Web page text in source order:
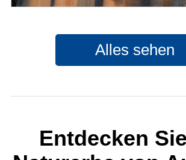
Alles sehen
Entdecken